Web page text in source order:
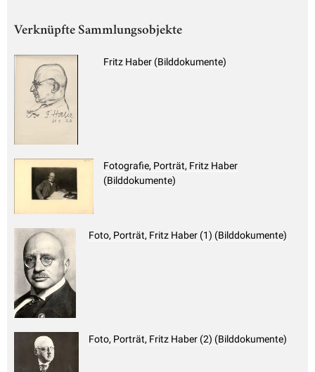
Verknüpfte Sammlungsobjekte
Fritz Haber (Bilddokumente)
Fotografie, Porträt, Fritz Haber
(Bilddokumente)
Foto, Porträt, Fritz Haber (1) (Bilddokumente)
Foto, Porträt, Fritz Haber (2) (Bilddokumente)